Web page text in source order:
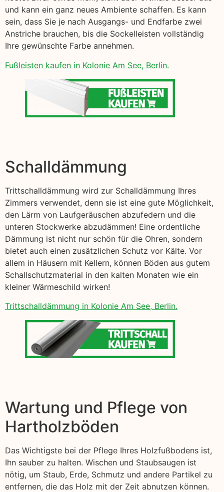
und kann ein ganz neues Ambiente schaffen. Es kann
sein, dass Sie je nach Ausgangs- und Endfarbe zwei
Anstriche brauchen, bis die Sockelleisten vollständig
Ihre gewünschte Farbe annehmen.
Fußleisten kaufen in Kolonie Am See, Berlin.
Schalldämmung
Trittschalldämmung wird zur Schalldämmung Ihres
Zimmers verwendet, denn sie ist eine gute Möglichkeit,
den Lärm von Laufgeräuschen abzufedern und die
unteren Stockwerke abzudämmen! Eine ordentliche
Dämmung ist nicht nur schön für die Ohren, sondern
bietet auch einen zusätzlichen Schutz vor Kälte. Vor
allem in Häusern mit Kellern, können Böden aus gutem
Schallschutzmaterial in den kalten Monaten wie ein
kleiner Wärmeschild wirken!
Trittschalldämmung in Kolonie Am See, Berlin.
Wartung und Pflege von
Hartholzböden
Das Wichtigste bei der Pflege Ihres Holzfußbodens ist,
Ihn sauber zu halten. Wischen und Staubsaugen ist
nötig, um Staub, Erde, Schmutz und andere Partikel zu
entfernen, die das Holz mit der Zeit abnutzen können.